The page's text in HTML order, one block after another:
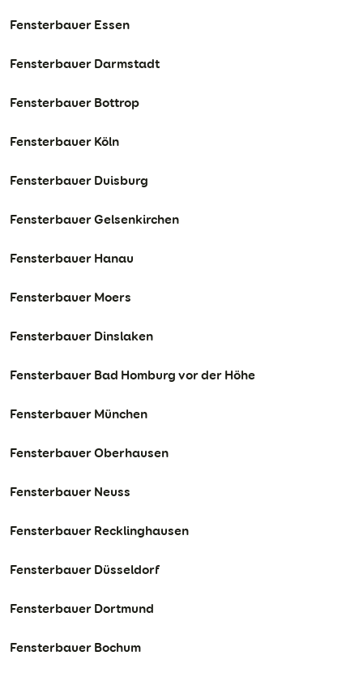
Fensterbauer Essen
Fensterbauer Darmstadt
Fensterbauer Bottrop
Fensterbauer Köln
Fensterbauer Duisburg
Fensterbauer Gelsenkirchen
Fensterbauer Hanau
Fensterbauer Moers
Fensterbauer Dinslaken
Fensterbauer Bad Homburg vor der Höhe
Fensterbauer München
Fensterbauer Oberhausen
Fensterbauer Neuss
Fensterbauer Recklinghausen
Fensterbauer Düsseldorf
Fensterbauer Dortmund
Fensterbauer Bochum